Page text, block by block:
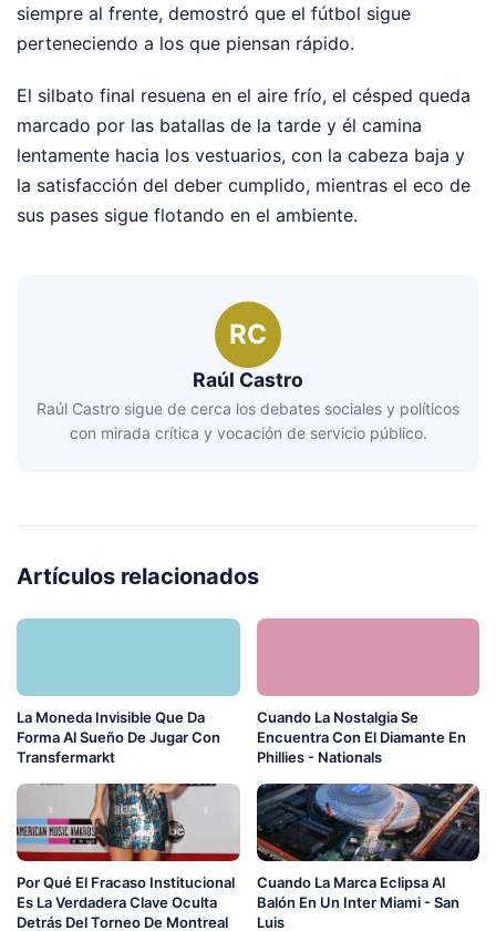
siempre al frente, demostró que el fútbol sigue
perteneciendo a los que piensan rápido.
El silbato final resuena en el aire frío, el césped queda
marcado por las batallas de la tarde y él camina
lentamente hacia los vestuarios, con la cabeza baja y
la satisfacción del deber cumplido, mientras el eco de
sus pases sigue flotando en el ambiente.
RC
Raúl Castro
Raúl Castro sigue de cerca los debates sociales y políticos
con mirada crítica y vocación de servicio público.
Artículos relacionados
La Moneda Invisible Que Da
Forma Al Sueño De Jugar Con
Transfermarkt
Cuando La Nostalgia Se
Encuentra Con El Diamante En
Phillies - Nationals
Por Qué El Fracaso Institucional
Es La Verdadera Clave Oculta
Detrás Del Torneo De Montreal
Cuando La Marca Eclipsa Al
Balón En Un Inter Miami - San
Luis